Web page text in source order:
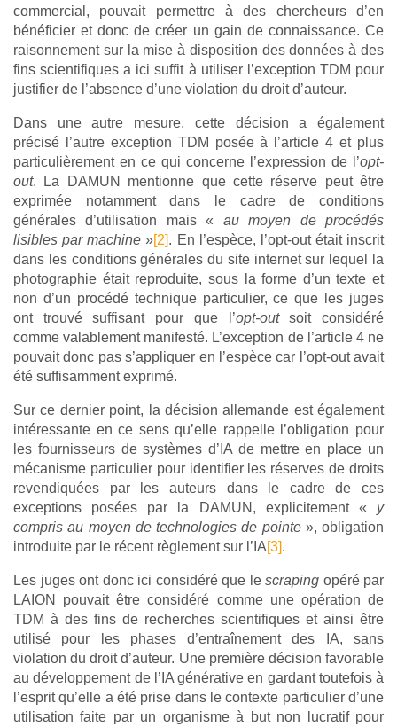
commercial, pouvait permettre à des chercheurs d’en
bénéficier et donc de créer un gain de connaissance. Ce
raisonnement sur la mise à disposition des données à des
fins scientifiques a ici suffit à utiliser l’exception TDM pour
justifier de l’absence d’une violation du droit d’auteur.
Dans une autre mesure, cette décision a également
précisé l’autre exception TDM posée à l’article 4 et plus
particulièrement en ce qui concerne l’expression de l’opt-
out. La DAMUN mentionne que cette réserve peut être
exprimée notamment dans le cadre de conditions
générales d’utilisation mais « au moyen de procédés
lisibles par machine »[2]. En l’espèce, l’opt-out était inscrit
dans les conditions générales du site internet sur lequel la
photographie était reproduite, sous la forme d’un texte et
non d’un procédé technique particulier, ce que les juges
ont trouvé suffisant pour que l’opt-outsoit considéré
comme valablement manifesté. L’exception de l’article 4 ne
pouvait donc pas s’appliquer en l’espèce car l’opt-out avait
été suffisamment exprimé.
Sur ce dernier point, la décision allemande est également
intéressante en ce sens qu’elle rappelle l’obligation pour
les fournisseurs de systèmes d’IA de mettre en place un
mécanisme particulier pour identifier les réserves de droits
revendiquées par les auteurs dans le cadre de ces
exceptions posées par la DAMUN, explicitement « y
compris au moyen de technologies de pointe», obligation
introduite par le récent règlement sur l’IA[3].
Les juges ont donc ici considéré que le scraping opéré par
LAION pouvait être considéré comme une opération de
TDM à des fins de recherches scientifiques et ainsi être
utilisé pour les phases d’entraînement des IA, sans
violation du droit d’auteur. Une première décision favorable
au développement de l’IA générative en gardant toutefois à
l’esprit qu’elle a été prise dans le contexte particulier d’une
utilisation faite par un organisme à but non lucratif pour